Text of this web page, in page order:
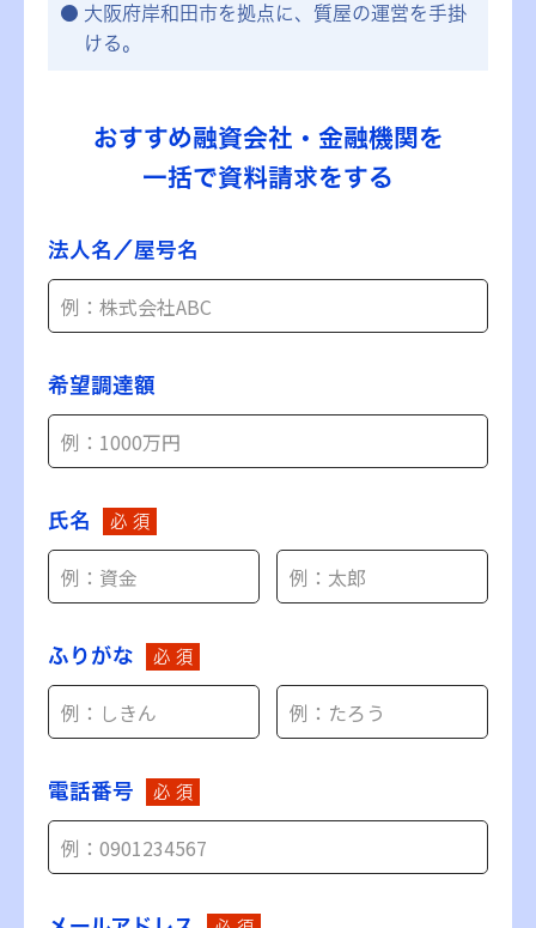
大阪府岸和田市を拠点に、質屋の運営を手掛
ける。
おすすめ融資会社・金融機関を
一括で資料請求をする
法人名／屋号名
希望調達額
氏名 必 須
ふりがな 必 須
電話番号 必 須